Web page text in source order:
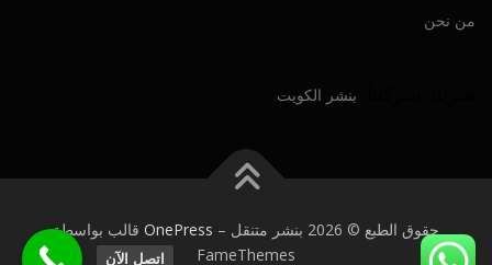
من نحن
بنشر الكويت
حقوق الطبع © 2026 بنشر متنقل –
OnePress قالب بواسطة
FameThemes
اتصل الآن